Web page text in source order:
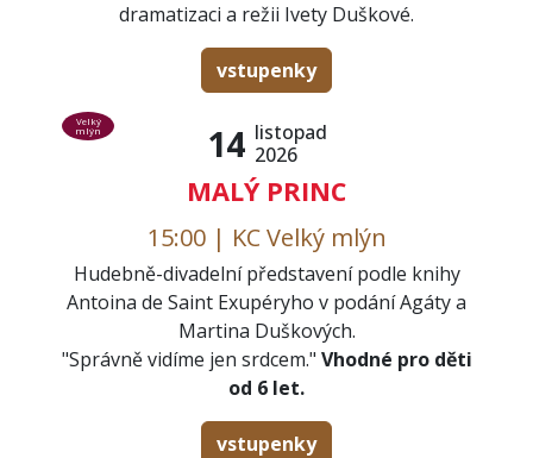
dramatizaci a režii Ivety Duškové.
vstupenky
14 listopad
2026
MALÝ PRINC
Velký
mlýn
15:00 | KC Velký mlýn
Hudebně-divadelní představení podle knihy
Antoina de Saint Exupéryho v podání Agáty a
Martina Duškových.
"Správně vidíme jen srdcem." Vhodné pro děti
od 6 let.
vstupenky